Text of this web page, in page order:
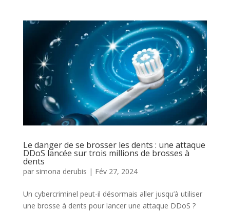
Le danger de se brosser les dents : une attaque
DDoS lancée sur trois millions de brosses à
dents
par simona derubis | Fév 27, 2024
Un cybercriminel peut-il désormais aller jusqu’à utiliser
une brosse à dents pour lancer une attaque DDoS ?